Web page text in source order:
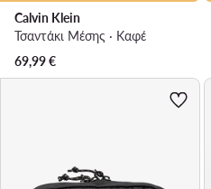
Calvin Klein
Τσαντάκι Μέσης · Καφέ
69,99€